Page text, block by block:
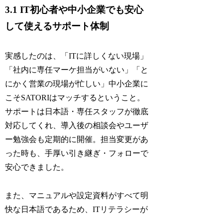
3.1 IT初心者や中小企業でも安心
して使えるサポート体制
実感したのは、「ITに詳しくない現場」
「社内に専任マーケ担当がいない」「と
にかく営業の現場が忙しい」中小企業に
こそSATORIはマッチするということ。
サポートは日本語・専任スタッフが徹底
対応してくれ、導入後の相談会やユーザ
ー勉強会も定期的に開催。担当変更があ
った時も、手厚い引き継ぎ・フォローで
安心できました。
また、マニュアルや設定資料がすべて明
快な日本語であるため、ITリテラシーが